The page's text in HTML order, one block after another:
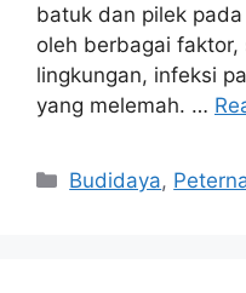
batuk dan pilek
oleh berbagai
lingkungan, infeksi
yang melemah. …
Categories
Budidaya,